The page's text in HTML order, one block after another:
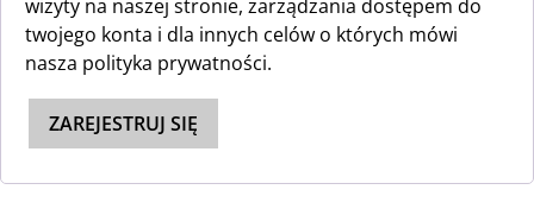
wizyty na naszej stronie, zarządzania dostępem do
twojego konta i dla innych celów o których mówi
nasza polityka prywatności.
ZAREJESTRUJ SIĘ